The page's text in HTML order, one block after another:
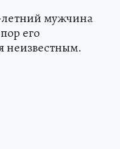
мужчина
его
неизвестным.